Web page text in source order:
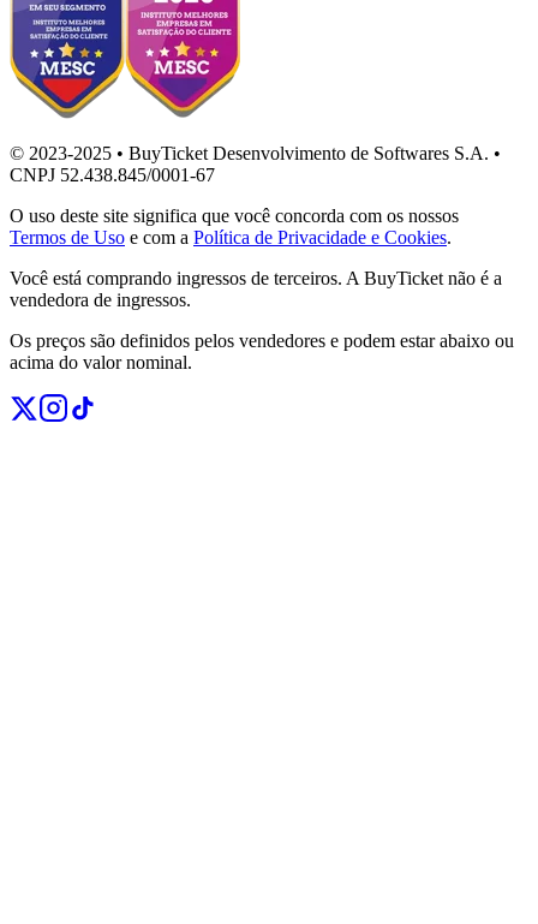
© 2023-2025 • BuyTicket Desenvolvimento de Softwares S.A. •
CNPJ 52.438.845/0001-67
O uso deste site significa que você concorda com os nossos
Termos de Uso e com a Política de Privacidade e Cookies.
Você está comprando ingressos de terceiros. A BuyTicket não é a
vendedora de ingressos.
Os preços são definidos pelos vendedores e podem estar abaixo ou
acima do valor nominal.